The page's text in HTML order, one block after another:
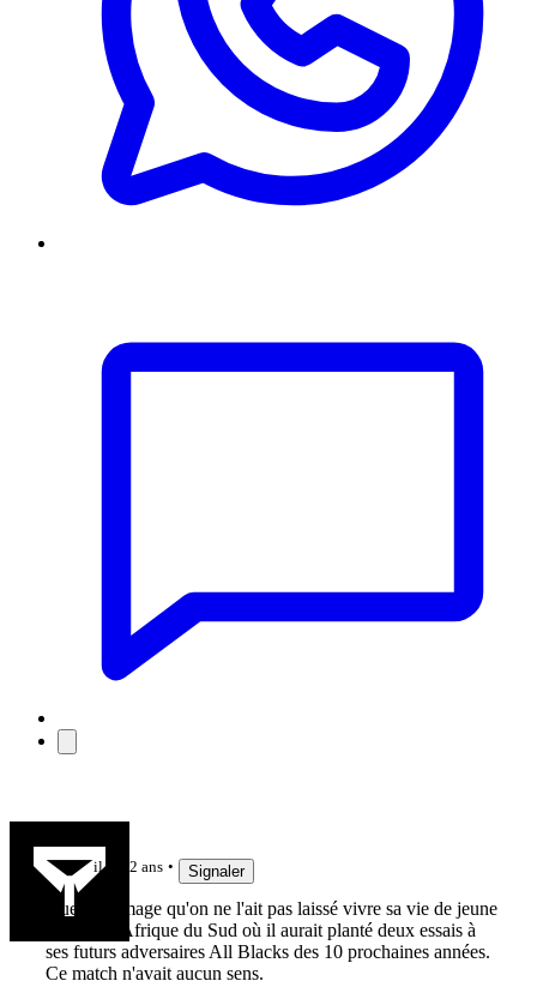
il y a 2 ans Signaler
Quel dommage qu'on ne l'ait pas laissé vivre sa vie de jeune
joueur en Afrique du Sud où il aurait planté deux essais à
ses futurs adversaires All Blacks des 10 prochaines années.
Ce match n'avait aucun sens.